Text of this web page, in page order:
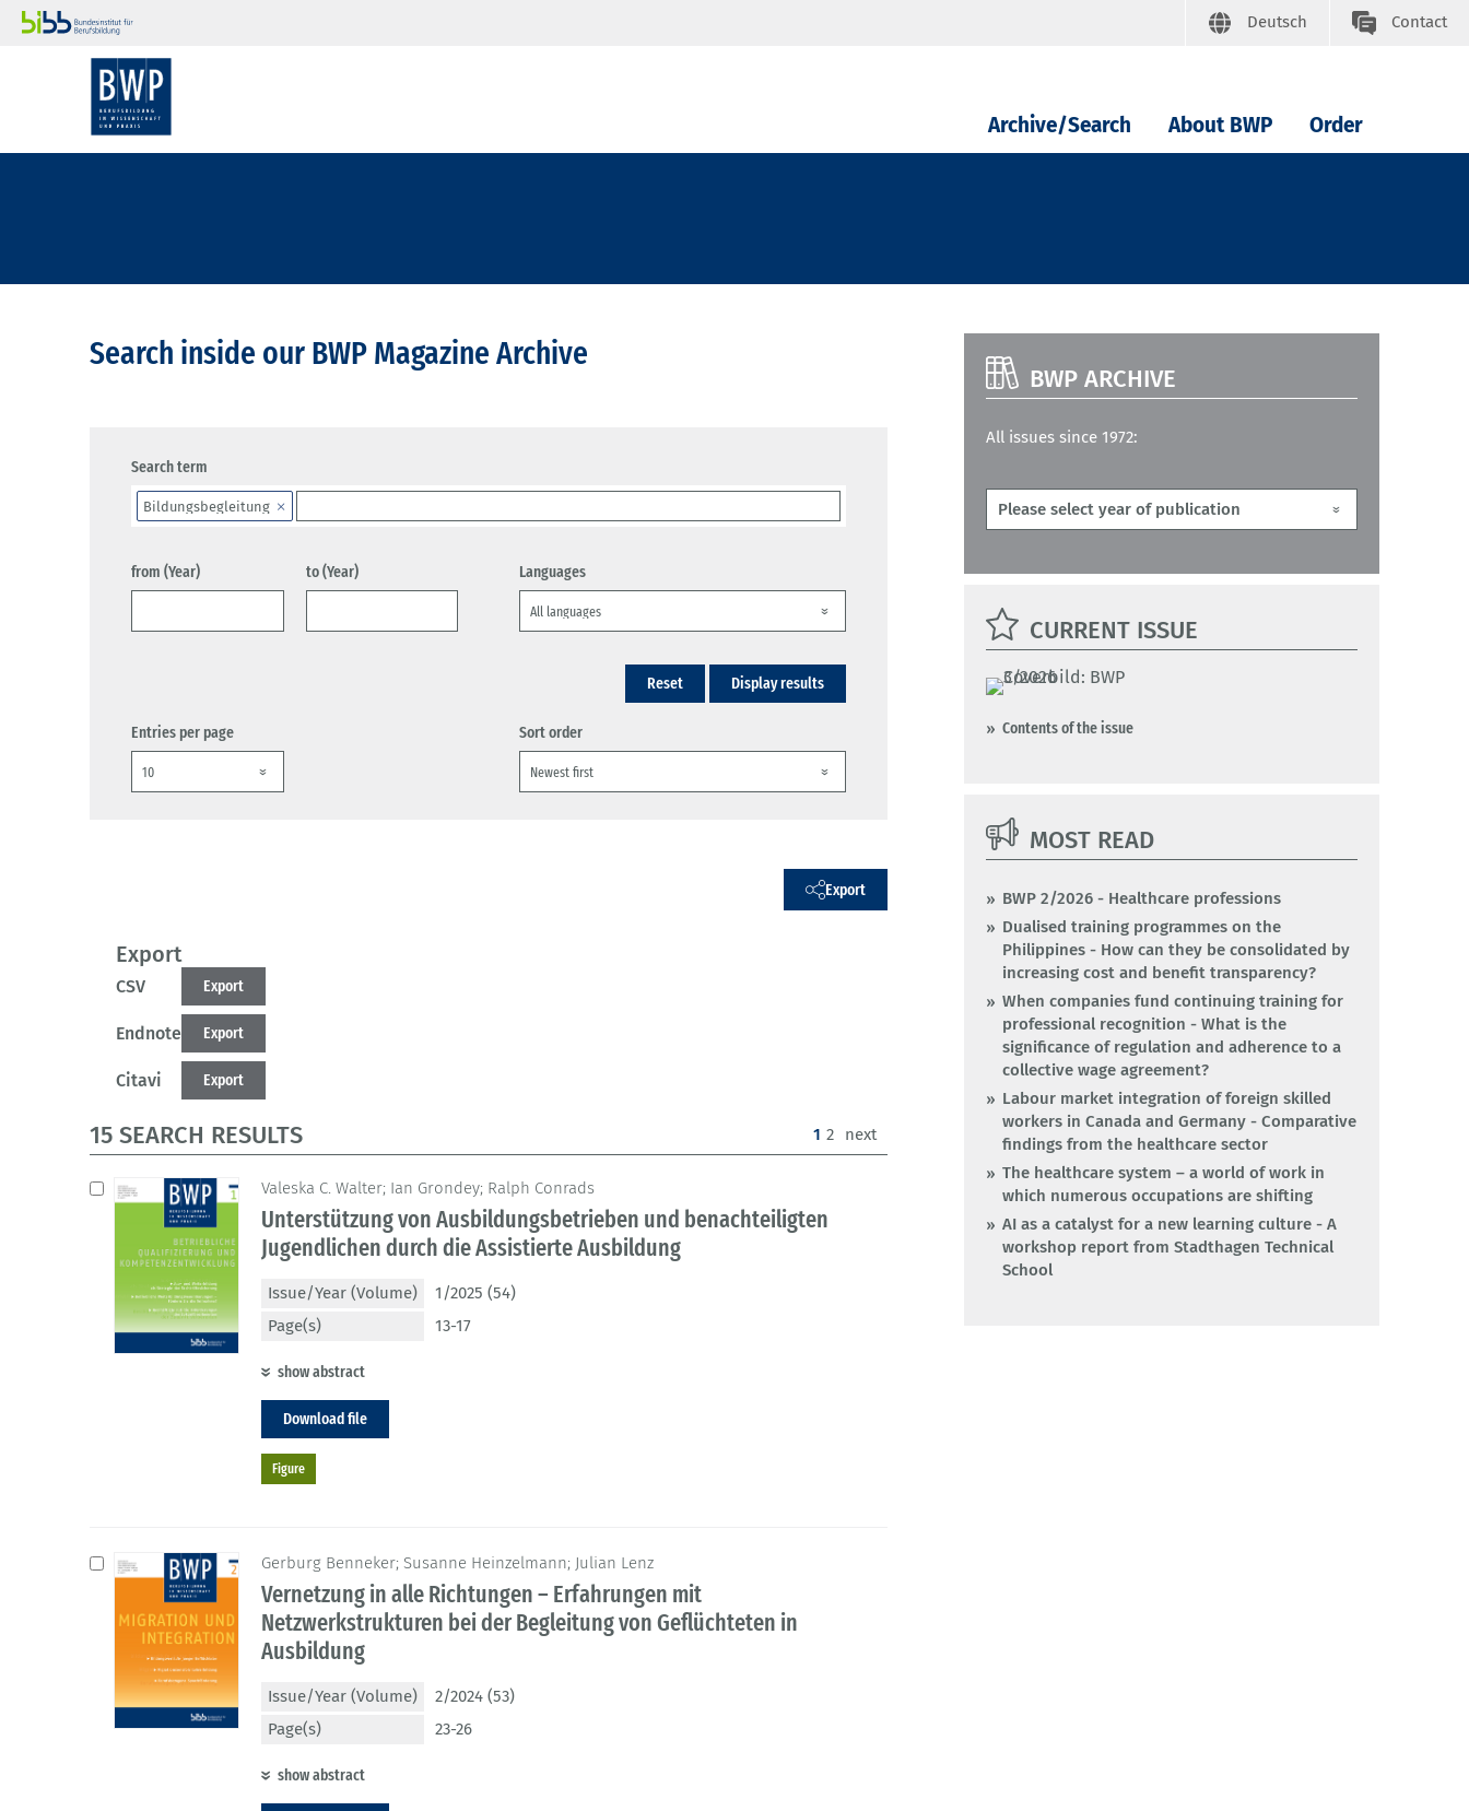
Deutsch Contact
Archive/Search About BWP Order
Search inside our BWP Magazine Archive
Search term
Bildungsbegleitung
from (Year) to (Year) Languages
Reset Display results
Entries per page Sort order
Export
Export
CSV Export
Endnote Export
Citavi Export
15 SEARCH RESULTS 1 (current)
2 next
Valeska C. Walter; Ian Grondey; Ralph Conrads
Unterstützung von Ausbildungsbetrieben und benachteiligten
Jugendlichen durch die Assistierte Ausbildung
Issue/Year (Volume)
1/2025 (54)
Page(s)
13-17
show abstract
Download file
Figure
Gerburg Benneker; Susanne Heinzelmann; Julian Lenz
Vernetzung in alle Richtungen – Erfahrungen mit
Netzwerkstrukturen bei der Begleitung von Geflüchteten in
Ausbildung
Issue/Year (Volume)
2/2024 (53)
Page(s)
23-26
show abstract
BWP ARCHIVE
All issues since 1972:
CURRENT ISSUE
Contents of the issue
MOST READ
BWP 2/2026 - Healthcare professions
Dualised training programmes on the
Philippines - How can they be consolidated by
increasing cost and benefit transparency?
When companies fund continuing training for
professional recognition - What is the
significance of regulation and adherence to a
collective wage agreement?
Labour market integration of foreign skilled
workers in Canada and Germany - Comparative
findings from the healthcare sector
The healthcare system – a world of work in
which numerous occupations are shifting
AI as a catalyst for a new learning culture - A
workshop report from Stadthagen Technical
School